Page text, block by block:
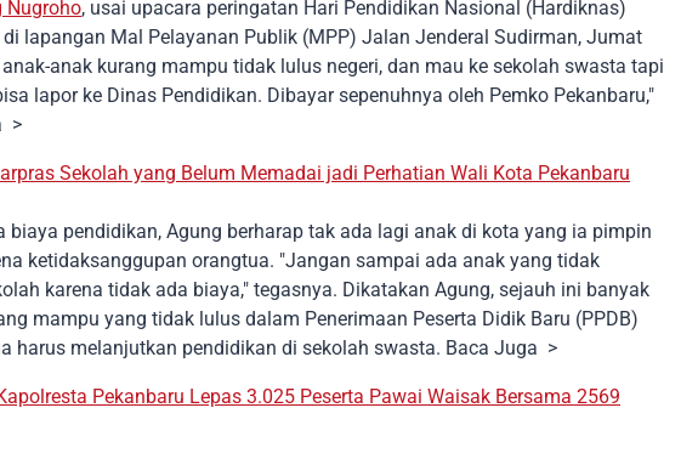
Nugroho, usai upacara peringatan Hari Pendidikan Nasional (Hardiknas)
lapangan Mal Pelayanan Publik (MPP) Jalan Jenderal Sudirman, Jumat
anak kurang mampu tidak lulus negeri, dan mau ke sekolah swasta tapi
lapor ke Dinas Pendidikan. Dibayar sepenuhnya oleh Pemko Pekanbaru,"
>
Sekolah yang Belum Memadai jadi Perhatian Wali Kota Pekanbaru
biaya pendidikan, Agung berharap tak ada lagi anak di kota yang ia pimpin
ketidaksanggupan orangtua. "Jangan sampai ada anak yang tidak
karena tidak ada biaya," tegasnya. Dikatakan Agung, sejauh ini banyak
mampu yang tidak lulus dalam Penerimaan Peserta Didik Baru (PPDB)
harus melanjutkan pendidikan di sekolah swasta. Baca Juga >
Pekanbaru Lepas 3.025 Peserta Pawai Waisak Bersama 2569